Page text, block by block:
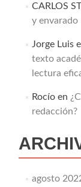
CARLOS
y envarado
Jorge Luis
texto
lectura
Rocíoen
redacción?
agosto